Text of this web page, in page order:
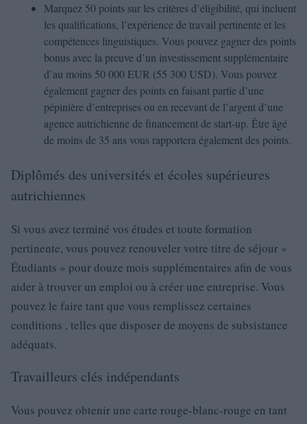
Marquez 50 points sur les critères d’éligibilité, qui incluent
les qualifications, l’expérience de travail pertinente et les
compétences linguistiques. Vous pouvez gagner des points
bonus avec la preuve d’un investissement supplémentaire
d’au moins 50 000 EUR (55 300 USD). Vous pouvez
également gagner des points en faisant partie d’une
pépinière d’entreprises ou en recevant de l’argent d’une
agence autrichienne de financement de start-up. Être âgé
de moins de 35 ans vous rapportera également des points.
Diplômés des universités et écoles supérieures
autrichiennes
Si vous avez terminé vos études et toute formation
pertinente, vous pouvez renouveler votre titre de séjour «
Étudiants » pour douze mois supplémentaires afin de vous
aider à trouver un emploi ou à créer une entreprise. Vous
pouvez le faire tant que vous remplissez certaines
conditions , telles que disposer de moyens de subsistance
adéquats.
Travailleurs clés indépendants
Vous pouvez obtenir une carte rouge-blanc-rouge en tant